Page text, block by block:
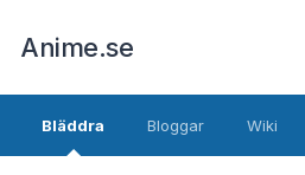
Anime.se
Bläddra Bloggar Wiki